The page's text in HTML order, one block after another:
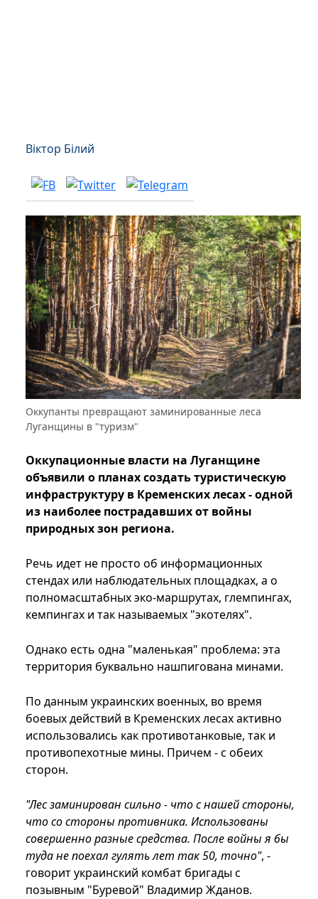
Віктор Білий
Оккупанты превращают заминированные леса
Луганщины в "туризм"
Оккупационные власти на Луганщине
объявили о планах создать туристическую
инфраструктуру в Кременских лесах - одной
из наиболее пострадавших от войны
природных зон региона.
Речь идет не просто об информационных
стендах или наблюдательных площадках, а о
полномасштабных эко-маршрутах, глемпингах,
кемпингах и так называемых "экотелях".
Однако есть одна "маленькая" проблема: эта
территория буквально нашпигована минами.
По данным украинских военных, во время
боевых действий в Кременских лесах активно
использовались как противотанковые, так и
противопехотные мины. Причем - с обеих
сторон.
"Лес заминирован сильно - что с нашей стороны,
что со стороны противника. Использованы
совершенно разные средства. После войны я бы
туда не поехал гулять лет так 50, точно", -
говорит украинский комбат бригады с
позывным "Буревой" Владимир Жданов.